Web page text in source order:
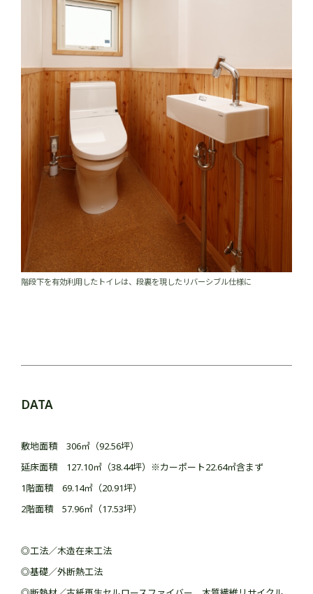
階段下を有効利用したトイレは、段裏を現したリバーシブル仕様に
DATA
敷地面積 306㎡（92.56坪）
延床面積 127.10㎡（38.44坪）※カーポート22.64㎡含まず
1階面積 69.14㎡（20.91坪）
2階面積 57.96㎡（17.53坪）
◎工法／木造在来工法
◎基礎／外断熱工法